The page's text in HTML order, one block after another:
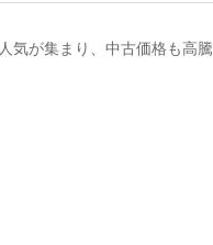
気が集まり、中古価格も高